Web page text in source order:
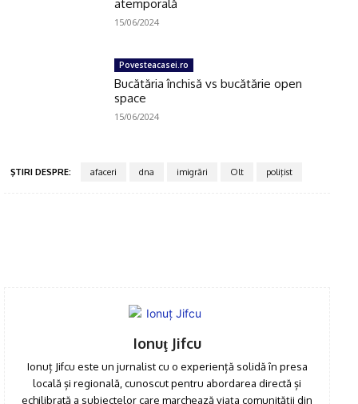
atemporală
15/06/2024
Povesteacasei.ro
Bucătăria închisă vs bucătărie open
space
15/06/2024
ŞTIRI DESPRE: afaceri dna imigrări Olt poliţist
Ionuţ Jifcu
Ionuț Jifcu este un jurnalist cu o experiență solidă în presa
locală și regională, cunoscut pentru abordarea directă și
echilibrată a subiectelor care marchează viața comunității din